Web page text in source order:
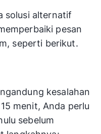
solusi alternatif
pesan
seperti berikut.
kesalahan
menit, Anda perlu
sebelum